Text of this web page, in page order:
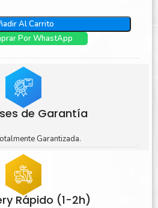
Al Carrito
Por WhastApp
de Garantía
Garantizada.
Rápido (1-2h)